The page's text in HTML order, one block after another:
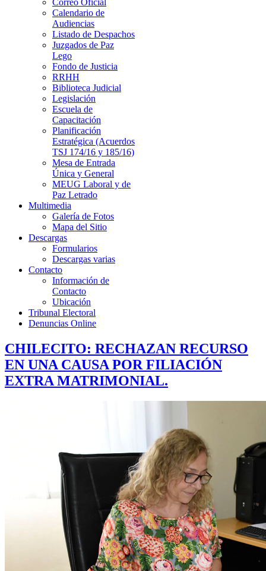
Correo Oficial
Calendario de
Audiencias
Listado de Despachos
Juzgados de Paz
Lego
Fondo de Justicia
RRHH
Biblioteca Judicial
Legislación
Escuela de
Capacitación
Planificación
Estratégica (Acuerdos
TSJ 174/16 y 185/16)
Mesa de Entrada
Única y General
MEUG Laboral y de
Paz Letrado
Multimedia
Galería de Fotos
Mapa del Sitio
Descargas
Formularios
Descargas varias
Contacto
Información de
Contacto
Ubicación
Tribunal Electoral
Denuncias Online
CHILECITO: RECHAZAN RECURSO
EN UNA CAUSA POR FILIACIÓN
EXTRA MATRIMONIAL.